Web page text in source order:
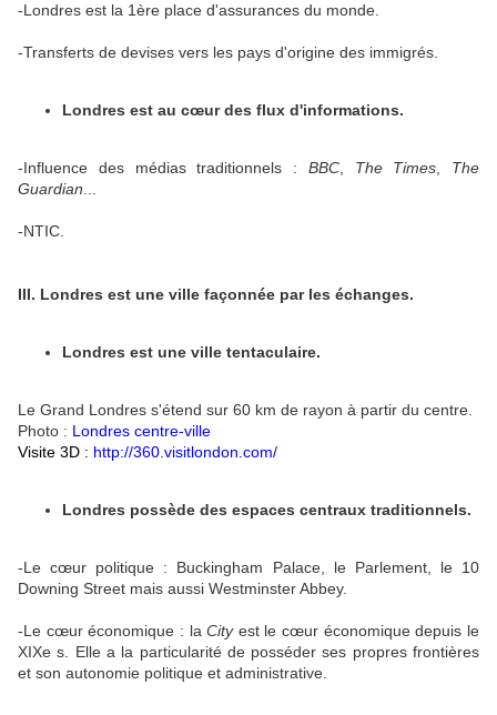
-Londres est la 1ère place d'assurances du monde.
-Transferts de devises vers les pays d'origine des immigrés.
Londres est au cœur des flux d'informations.
-Influence des médias traditionnels : BBC, The Times
The
Guardian
-NTIC.
III. Londres est une ville façonnée par les échanges.
Londres est une ville tentaculaire.
Le Grand Londres s'étend sur 60 km de rayon à partir du centre.
Photo : Londres centre-ville
Visite 3D : http://360.visitlondon.com/
Londres possède des espaces centraux traditionnels.
-Le cœur politique : Buckingham Palace, le Parlement, le 10
Downing Street mais aussi Westminster Abbey.
-Le cœur économique : laCityest le cœur économique depuis le
XIXe s. Elle a la particularité de posséder ses propres frontières
et son autonomie politique et administrative.